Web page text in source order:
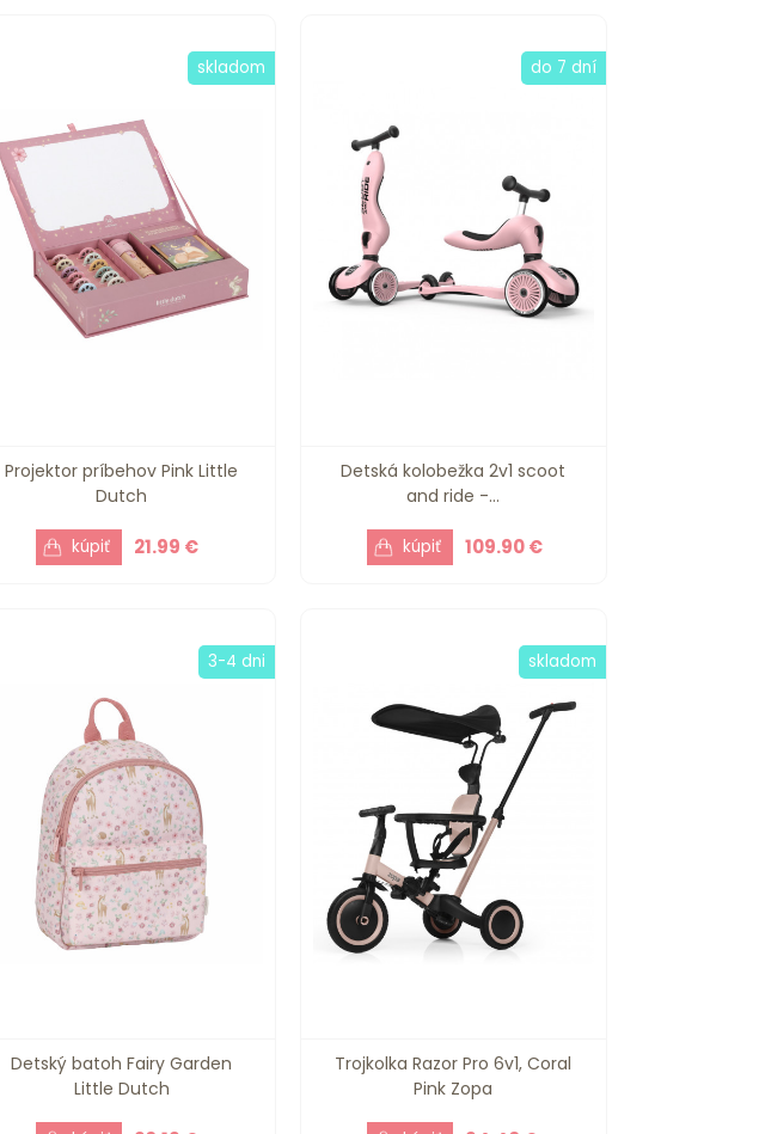
Projektor príbehov Pink Little
Dutch
21.99 €
skladom
Detská kolobežka 2v1 scoot
and ride -...
109.90 €
do 7 dní
Detský batoh Fairy Garden
Little Dutch
3-4 dni
Trojkolka Razor Pro 6v1, Coral
Pink Zopa
skladom